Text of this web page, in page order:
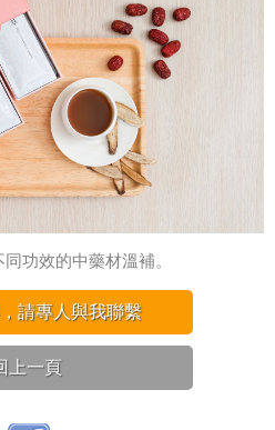
功效的中藥材溫補。
請專人與我聯繫
上一頁